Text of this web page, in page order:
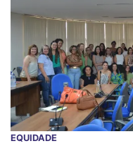
EQUIDADE